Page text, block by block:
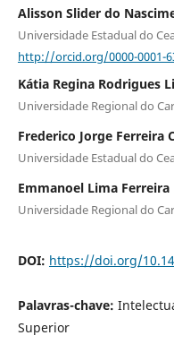
Alisson Slider do
Universidade Estadual do
http://orcid.org/0000-0001-
Kátia Regina Rodrigues
Universidade Regional do
Frederico Jorge Ferreira
Universidade Estadual do
Emmanoel Lima Ferreira
Universidade Regional do
DOI: https://doi.org/
Palavras-chave:
Superior